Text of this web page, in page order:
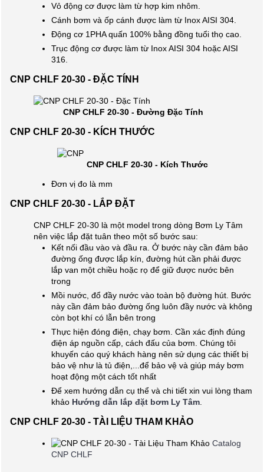
Vỏ động cơ được làm từ hợp kim nhôm.
Cánh bơm và ốp cánh được làm từ Inox AISI 304.
Động cơ 1PHA quấn 100% bằng đồng tuổi thọ cao.
Trục động cơ được làm từ Inox AISI 304 hoặc AISI
316.
CNP CHLF 20-30 - ĐẶC TÍNH
CNP CHLF 20-30 - Đường Đặc Tính
CNP CHLF 20-30 - KÍCH THƯỚC
CNP CHLF 20-30 - Kích Thước
Đơn vị đo là mm
CNP CHLF 20-30 - LẮP ĐẶT
CNP CHLF 20-30 là một model trong dòng Bơm Ly Tâm
nên việc lắp đặt tuân theo một số bước sau:
Kết nối đầu vào và đầu ra. Ở bước này cần đảm bảo
đường ống được lắp kín, đường hút cần phải được
lắp van một chiều hoặc rọ để giữ được nước bên
trong
Mồi nước, đổ đầy nước vào toàn bộ đường hút. Bước
này cần đảm bảo đường ống luôn đầy nước và không
còn bọt khí có lẫn bên trong
Thực hiện đóng điện, chạy bơm. Cần xác định đúng
điện áp nguồn cấp, cách đấu của bơm. Chúng tôi
khuyến cáo quý khách hàng nên sử dụng các thiết bị
bảo vệ như là tủ điện,...để bảo vệ và giúp máy bơm
hoạt động một cách tốt nhất
Để xem hướng dẫn cụ thể và chi tiết xin vui lòng tham
khảo Hướng dẫn lắp đặt bơm Ly Tâm
CNP CHLF 20-30 - TÀI LIỆU THAM KHẢO
Catalog
CNP CHLF